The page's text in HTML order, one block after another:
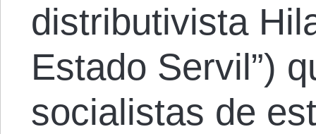
distributivista
Estado Servil”)
socialistas de